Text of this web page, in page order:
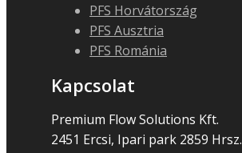
PFS Horvátország
PFS Ausztria
PFS Románia
Kapcsolat
Premium Flow Solutions Kft.
2451 Ercsi, Ipari park 2859 Hrsz.